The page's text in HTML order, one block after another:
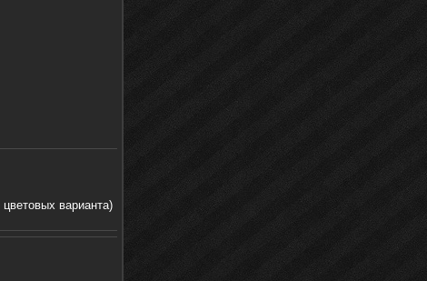
варианта)